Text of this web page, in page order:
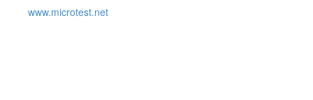
www.microtest.net